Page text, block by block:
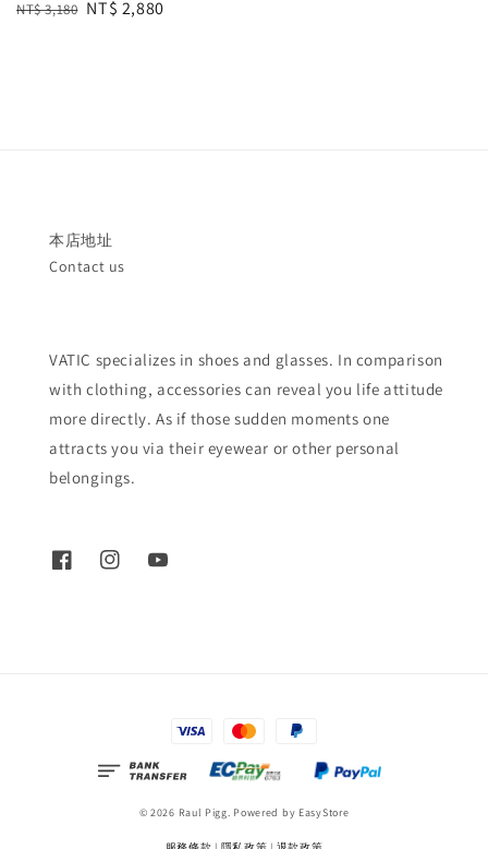
Regular
NT$ 3,180 Sale
NT$ 2,880
本店地址
Contact us
VATIC specializes in shoes and glasses. In comparison
with clothing, accessories can reveal you life attitude
more directly. As if those sudden moments one
attracts you via their eyewear or other personal
belongings.
© 2026 Raul Pigg. Powered by EasyStore